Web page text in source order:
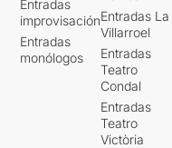
Entradas
improvisación
Entradas
monólogos
Entradas La
Villarroel
Entradas
Teatro
Condal
Entradas
Teatro
Victòria